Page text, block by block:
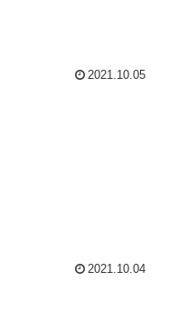
2021.10.05
2021.10.04